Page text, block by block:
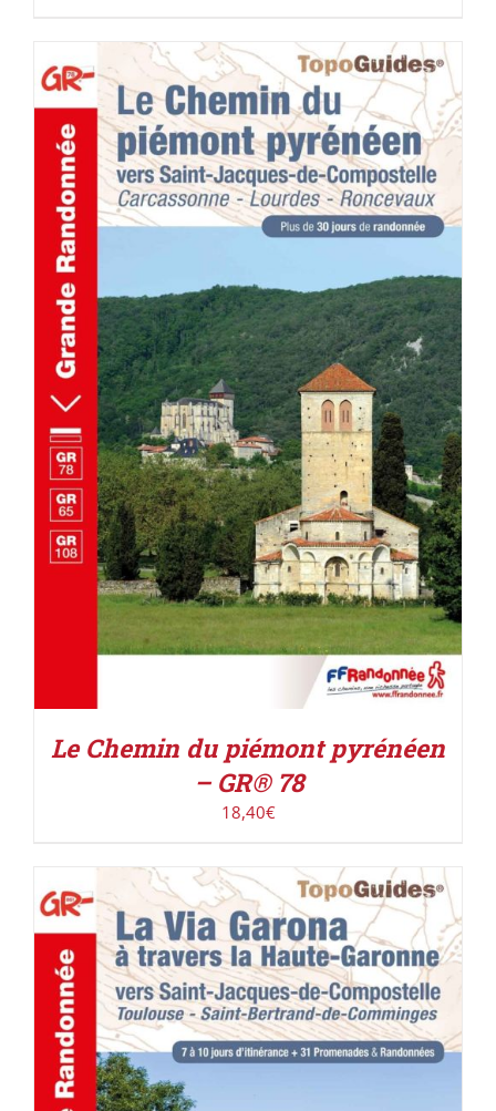
AJOUTER AU PANIER / DÉTAILS
Le Chemin du piémont pyrénéen
– GR® 78
18,40€